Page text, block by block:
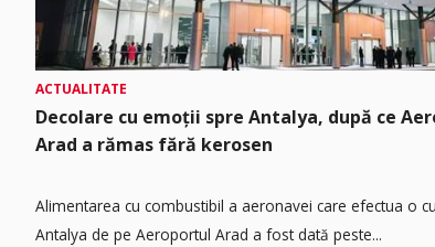
ACTUALITATE
Decolare cu emoții spre Antalya, după ce
Arad a rămas fără kerosen
Alimentarea cu combustibil a aeronavei care efectua o
Antalya de pe Aeroportul Arad a fost dată peste...